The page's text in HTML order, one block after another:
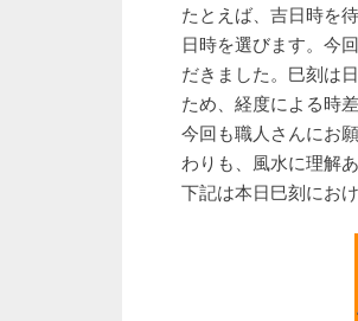
たとえば、吉日時を
日時を選びます。今
だきました。巳刻は
ため、経度による時
今回も職人さんにお
わりも、風水に理解
下記は本日巳刻にお